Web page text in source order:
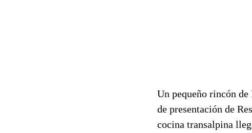
Un pequeño rincón
de presentación de
cocina transalpina